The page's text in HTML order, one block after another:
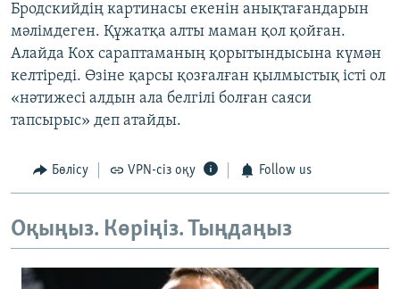
Бродскийдің картинасы екенін анықтағандарын
мәлімдеген. Құжатқа алты маман қол қойған.
Алайда Кох сараптаманың қорытындысына күмән
келтіреді. Өзіне қарсы қозғалған қылмыстық істі ол
«нәтижесі алдын ала белгілі болған саяси
тапсырыс» деп атайды.
Бөлісу VPN-сіз оқу Follow us
Оқыңыз. Көріңіз. Тыңдаңыз